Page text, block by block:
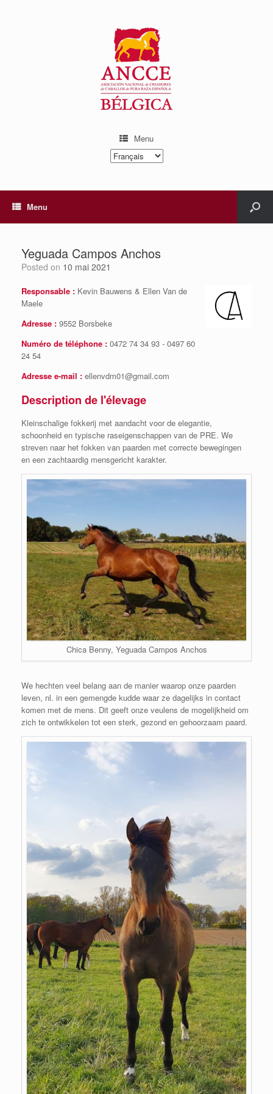
Menu
Choisir
une
Menu
Yeguada Campos Anchos
Posted on 10 mai 2021
Responsable : Kevin Bauwens & Ellen Van de
Maele
Adresse : 9552 Borsbeke
Numéro de téléphone : 0472 74 34 93 - 0497 60
24 54
Adresse e-mail : ellenvdm01@gmail.com
Description de l'élevage
Kleinschalige fokkerij met aandacht voor de elegantie,
schoonheid en typische raseigenschappen van de PRE. We
streven naar het fokken van paarden met correcte bewegingen
en een zachtaardig mensgericht karakter.
Chica Benny, Yeguada Campos Anchos
We hechten veel belang aan de manier waarop onze paarden
leven, nl. in een gemengde kudde waar ze dagelijks in contact
komen met de mens. Dit geeft onze veulens de mogelijkheid om
zich te ontwikkelen tot een sterk, gezond en gehoorzaam paard.